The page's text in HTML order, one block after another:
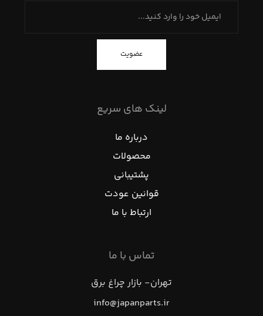
عضویت
لینک های سریع
درباره ما
محصولات
پشتیبانی
قوانین عودت
ارتباط با ما
تماس با ما
تهران- بازار چراغ برق
info@japanparts.ir